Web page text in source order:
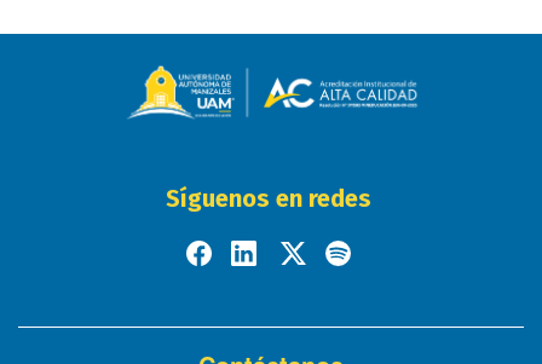
Síguenos en redes